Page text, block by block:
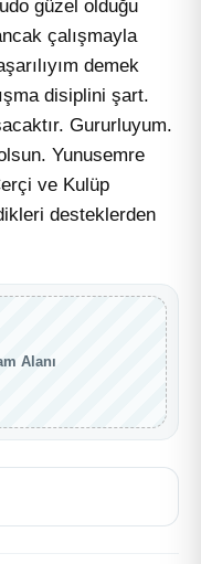
güzel olduğu
çalışmayla
demek
disiplini şart.
Gururluyum.
Yunusemre
ve Kulüp
desteklerden
Alanı